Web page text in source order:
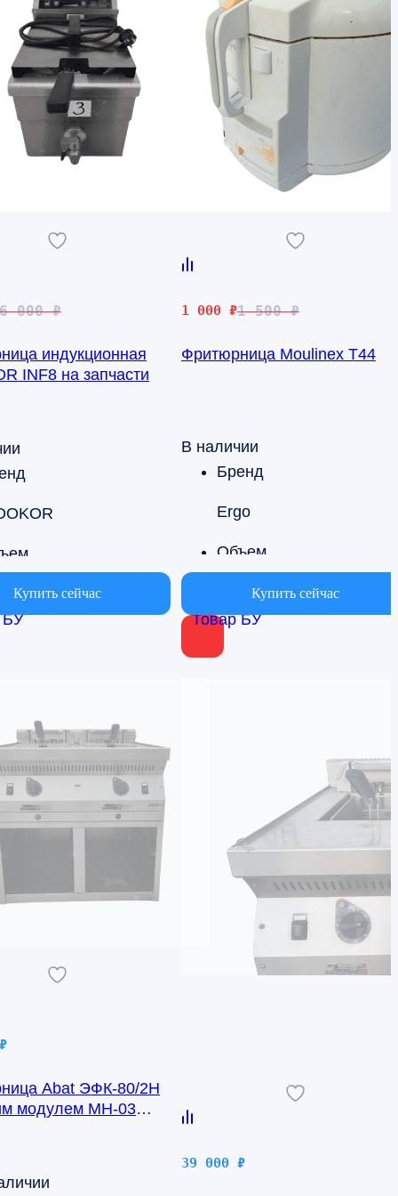
БУ
6 000₽
индукционная
INF8 на запчасти
5 до 10л
Купить сейчас
Товар БУ
1 500₽
Первоначальная
составляла
1 000 ₽
Текущая
1
Фритюрница Moulinex T44
В наличии
Бренд
Ergo
Объем
от 5 до 10л
Купить сейчас
₽
Abat ЭФК-80/2Н
модулем МН-03
39 000 ₽